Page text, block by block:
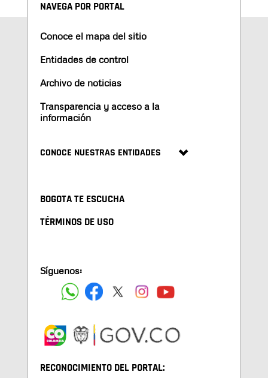
NAVEGA POR PORTAL
Conoce el mapa del sitio
Entidades de control
Archivo de noticias
Transparencia y acceso a la
información
CONOCE NUESTRAS ENTIDADES
BOGOTA TE ESCUCHA
TÉRMINOS DE USO
Síguenos:
RECONOCIMIENTO DEL PORTAL: